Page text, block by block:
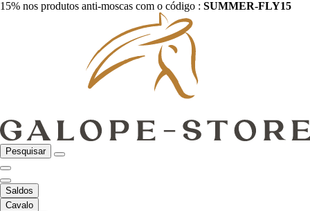
15% nos produtos anti-moscas com o código : SUMMER-FLY15
Pesquisar
Saldos
Cavalo